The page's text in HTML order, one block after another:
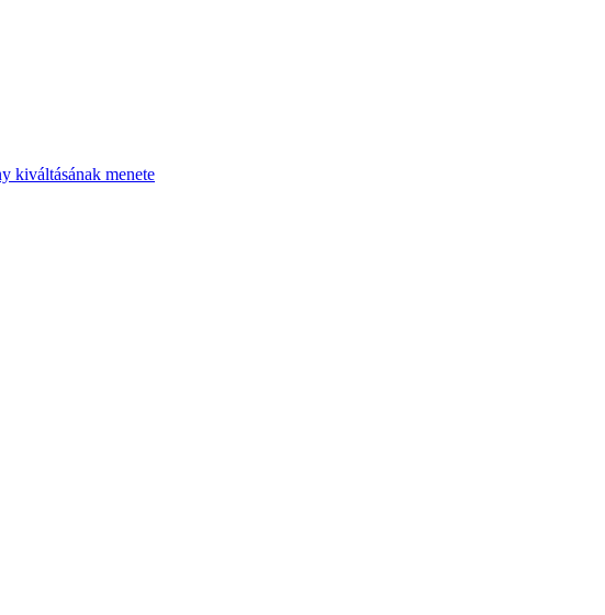
kiváltásának menete